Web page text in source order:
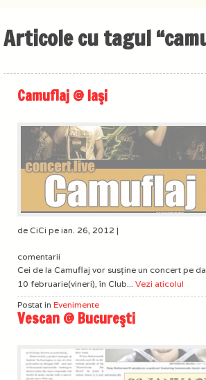
Articole cu tagul
Camuflaj @ Iaşi
de CiCi pe ian. 26, 2012 |
comentarii
Cei de la Camuflaj vor susţine un concert pe
10 februarie(vineri), în Club... Vezi aticolul
Postat in Evenimente
Vescan @ Bucureşti